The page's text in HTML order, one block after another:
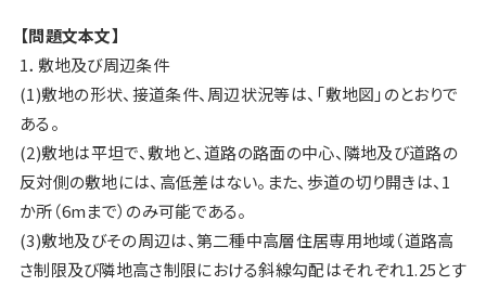
【問題文本文】
1．敷地及び周辺条件
(1)敷地の形状、接道条件、周辺状況等は、「敷地図」のとおりで
ある。
(2)敷地は平坦で、敷地と、道路の路面の中心、隣地及び道路の
反対側の敷地には、高低差はない。また、歩道の切り開きは、1
か所（6mまで）のみ可能である。
(3)敷地及びその周辺は、第二種中高層住居専用地域（道路高
さ制限及び隣地高さ制限における斜線勾配はそれぞれ1.25とす